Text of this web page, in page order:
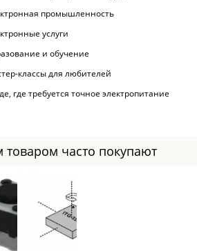
промышленность
услуги
и обучение
классы для любителей
где требуется точное электропитание
товаром часто покупают